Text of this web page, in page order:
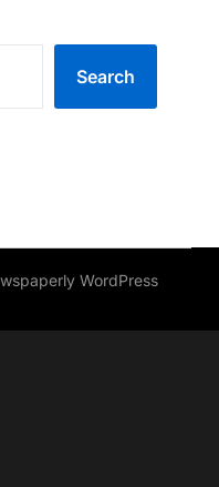
Search
WordPress